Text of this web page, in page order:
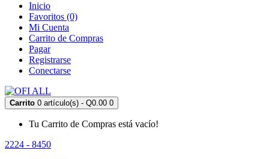
Inicio
Favoritos (0)
Mi Cuenta
Carrito de Compras
Pagar
Registrarse
Conectarse
Carrito 0 artículo(s) - Q0.00 0
Tu Carrito de Compras está vacío!
2224 - 8450